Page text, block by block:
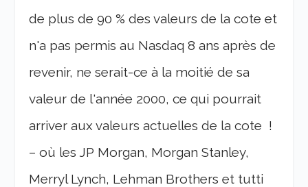
de plus de 90 % des valeurs de la cote et
n'a pas permis au Nasdaq 8 ans après de
revenir, ne serait-ce à la moitié de sa
valeur de l'année 2000, ce qui pourrait
arriver aux valeurs actuelles de la cote !
– où les JP Morgan, Morgan Stanley,
Merryl Lynch, Lehman Brothers et tutti